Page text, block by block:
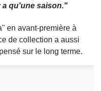
a qu'une saison."
en avant-première à
de collection a aussi
sur le long terme.